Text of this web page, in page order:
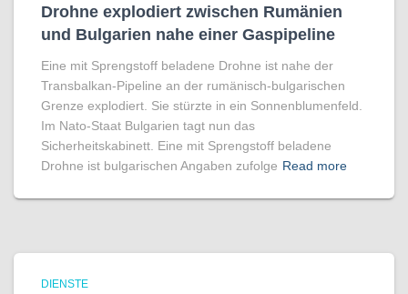
Drohne explodiert zwischen Rumänien
und Bulgarien nahe einer Gaspipeline
Eine mit Sprengstoff beladene Drohne ist nahe der
Transbalkan-Pipeline an der rumänisch-bulgarischen
Grenze explodiert. Sie stürzte in ein Sonnenblumenfeld.
Im Nato-Staat Bulgarien tagt nun das
Sicherheitskabinett. Eine mit Sprengstoff beladene
Drohne ist bulgarischen Angaben zufolge Read more
DIENSTE